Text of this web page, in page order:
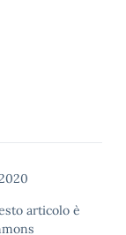
articolo è